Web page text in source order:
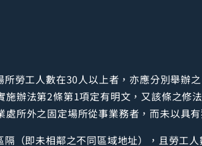
勞工人數在30人以上者，亦應分別舉辦
辦法第2條第1項定有明文，又該條之修
所外之固定場所從事業務者，而未以具有
（即未相鄰之不同區域地址），且勞工